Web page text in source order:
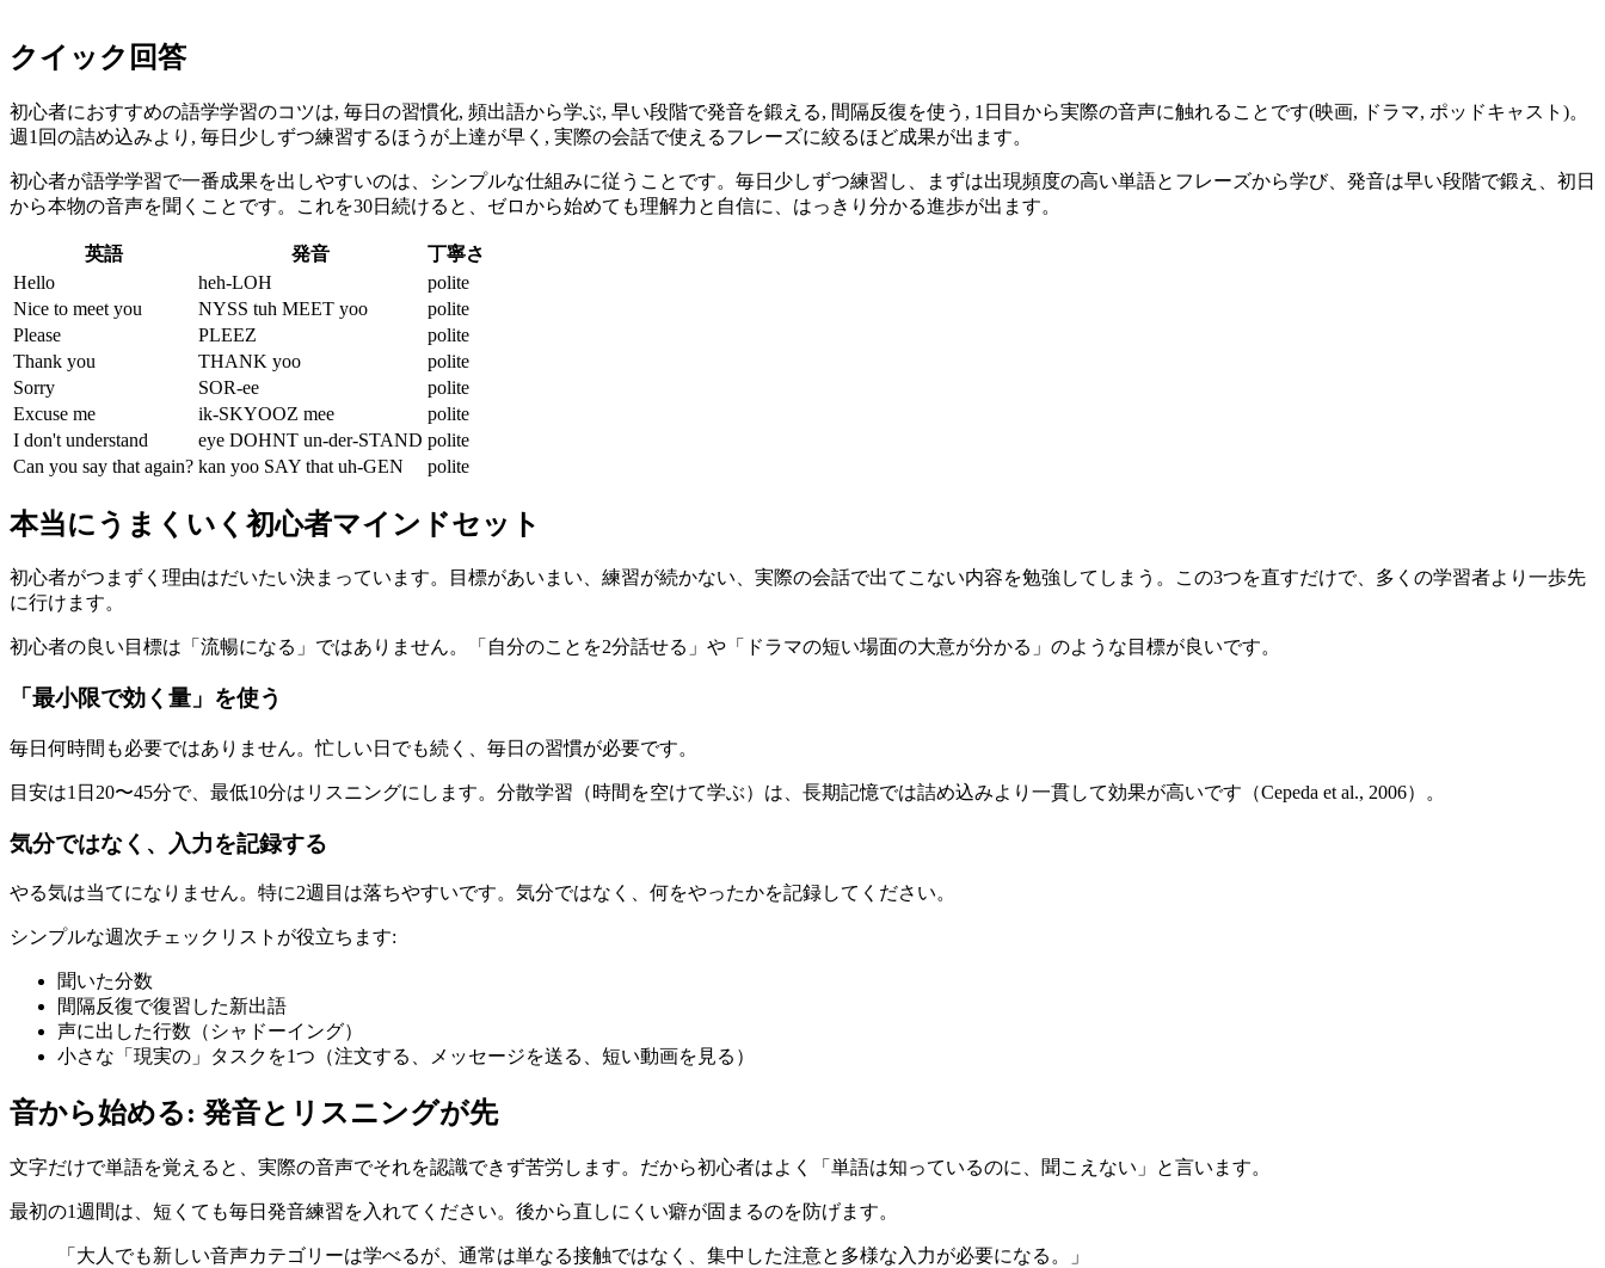
クイック回答
初心者におすすめの語学学習のコツは, 毎日の習慣化, 頻出語から学ぶ, 早い段階で発音を鍛える, 間隔反復を使う, 1日目から実際の音声に触れることです(映画, ドラマ, ポッドキャスト)。
週1回の詰め込みより, 毎日少しずつ練習するほうが上達が早く, 実際の会話で使えるフレーズに絞るほど成果が出ます。
初心者が語学学習で一番成果を出しやすいのは、シンプルな仕組みに従うことです。毎日少しずつ練習し、まずは出現頻度の高い単語とフレーズから学び、発音は早い段階で鍛え、初日
から本物の音声を聞くことです。これを30日続けると、ゼロから始めても理解力と自信に、はっきり分かる進歩が出ます。
英語 発音
丁寧さ
Hello
heh-LOH
polite
Nice to meet you
NYSS tuh MEET yoo
polite
Please
PLEEZ
polite
Thank you
THANK yoo
polite
Sorry
SOR-ee
polite
Excuse me
ik-SKYOOZ mee
polite
I don't understand
eye DOHNT un-der-STAND polite
Can you say that again? kan yoo SAY that uh-GEN polite
本当にうまくいく初心者マインドセット
初心者がつまずく理由はだいたい決まっています。目標があいまい、練習が続かない、実際の会話で出てこない内容を勉強してしまう。この3つを直すだけで、多くの学習者より一歩先
に行けます。
初心者の良い目標は「流暢になる」ではありません。「自分のことを2分話せる」や「ドラマの短い場面の大意が分かる」のような目標が良いです。
「最小限で効く量」を使う
毎日何時間も必要ではありません。忙しい日でも続く、毎日の習慣が必要です。
目安は1日20〜45分で、最低10分はリスニングにします。分散学習（時間を空けて学ぶ）は、長期記憶では詰め込みより一貫して効果が高いです（Cepeda et al., 2006）。
気分ではなく、入力を記録する
やる気は当てになりません。特に2週目は落ちやすいです。気分ではなく、何をやったかを記録してください。
シンプルな週次チェックリストが役立ちます:
聞いた分数
間隔反復で復習した新出語
声に出した行数（シャドーイング）
小さな「現実の」タスクを1つ（注文する、メッセージを送る、短い動画を見る）
音から始める: 発音とリスニングが先
文字だけで単語を覚えると、実際の音声でそれを認識できず苦労します。だから初心者はよく「単語は知っているのに、聞こえない」と言います。
最初の1週間は、短くても毎日発音練習を入れてください。後から直しにくい癖が固まるのを防げます。
「大人でも新しい音声カテゴリーは学べるが、通常は単なる接触ではなく、集中した注意と多様な入力が必要になる。」